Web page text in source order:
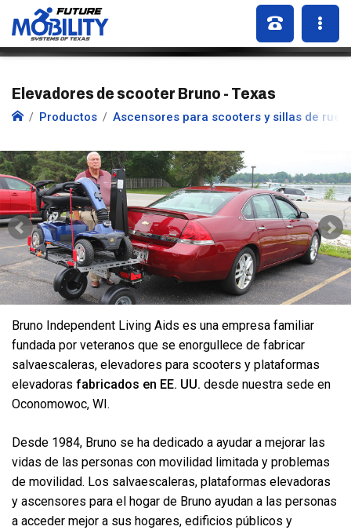
Elevadores de scooter Bruno - Texas
Productos Ascensores para scooters y sillas de
Bruno Independent Living Aids es una empresa familiar
fundada por veteranos que se enorgullece de fabricar
salvaescaleras, elevadores para scooters y plataformas
elevadoras fabricados en EE. UU. desde nuestra sede en
Oconomowoc, WI.
Desde 1984, Bruno se ha dedicado a ayudar a mejorar las
vidas de las personas con movilidad limitada y problemas
de movilidad. Los salvaescaleras, plataformas elevadoras
y ascensores para el hogar de Bruno ayudan a las personas
a acceder mejor a sus hogares, edificios públicos y